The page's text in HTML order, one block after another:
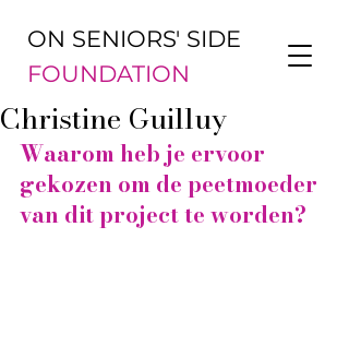
ON SENIORS' SIDE
FOUNDATION
Christine Guilluy
Waarom heb je ervoor
gekozen om de peetmoeder
van dit project te worden?